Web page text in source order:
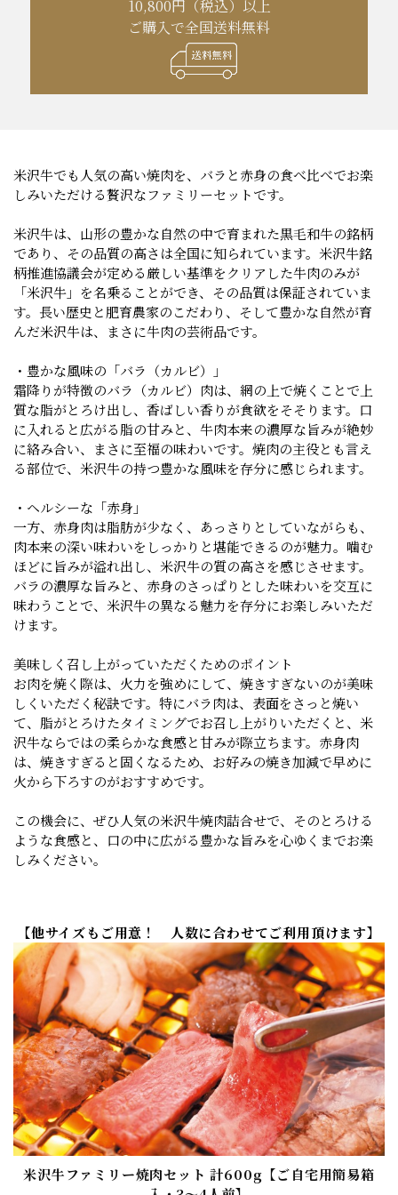
10,800円（税込）以上
ご購入で全国送料無料
米沢牛でも人気の高い焼肉を、バラと赤身の食べ比べでお楽
しみいただける贅沢なファミリーセットです。
米沢牛は、山形の豊かな自然の中で育まれた黒毛和牛の銘柄
であり、その品質の高さは全国に知られています。米沢牛銘
柄推進協議会が定める厳しい基準をクリアした牛肉のみが
「米沢牛」を名乗ることができ、その品質は保証されていま
す。長い歴史と肥育農家のこだわり、そして豊かな自然が育
んだ米沢牛は、まさに牛肉の芸術品です。
・豊かな風味の「バラ（カルビ）」
霜降りが特徴のバラ（カルビ）肉は、網の上で焼くことで上
質な脂がとろけ出し、香ばしい香りが食欲をそそります。口
に入れると広がる脂の甘みと、牛肉本来の濃厚な旨みが絶妙
に絡み合い、まさに至福の味わいです。焼肉の主役とも言え
る部位で、米沢牛の持つ豊かな風味を存分に感じられます。
・ヘルシーな「赤身」
一方、赤身肉は脂肪が少なく、あっさりとしていながらも、
肉本来の深い味わいをしっかりと堪能できるのが魅力。噛む
ほどに旨みが溢れ出し、米沢牛の質の高さを感じさせます。
バラの濃厚な旨みと、赤身のさっぱりとした味わいを交互に
味わうことで、米沢牛の異なる魅力を存分にお楽しみいただ
けます。
美味しく召し上がっていただくためのポイント
お肉を焼く際は、火力を強めにして、焼きすぎないのが美味
しくいただく秘訣です。特にバラ肉は、表面をさっと焼い
て、脂がとろけたタイミングでお召し上がりいただくと、米
沢牛ならではの柔らかな食感と甘みが際立ちます。赤身肉
は、焼きすぎると固くなるため、お好みの焼き加減で早めに
火から下ろすのがおすすめです。
この機会に、ぜひ人気の米沢牛焼肉詰合せで、そのとろける
ような食感と、口の中に広がる豊かな旨みを心ゆくまでお楽
しみください。
【他サイズもご用意！ 人数に合わせてご利用頂けます】
米沢牛ファミリー焼肉セット 計600g【ご自宅用簡易箱